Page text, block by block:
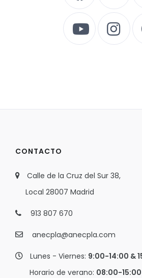
CONTACTO
Calle de la Cruz del Sur 38,
Local 28007 Madrid
913 807 670
anecpla@anecpla.com
Lunes - Viernes: 9:00-14:00 &
Horario de verano: 08:00-15:00